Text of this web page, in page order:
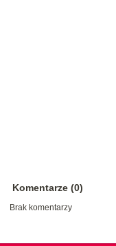
Komentarze (0)
Brak komentarzy